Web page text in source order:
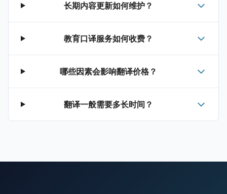
长期内容更新如何维护？
教育口译服务如何收费？
哪些因素会影响翻译价格？
翻译一般需要多长时间？